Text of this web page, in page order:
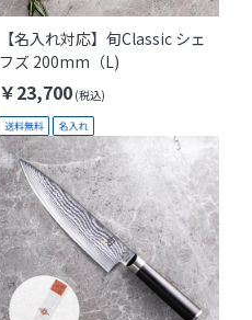
【名入れ対応】旬Classic シェ
フズ 200mm（L)
￥23,700